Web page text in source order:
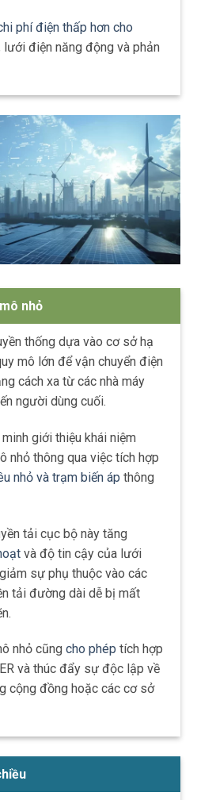
phí điện thấp hơn cho
điện năng động và phản
nhỏ
thống dựa vào cơ sở hạ
mô lớn để vận chuyển điện
cách xa từ các nhà máy
người dùng cuối.
giới thiệu khái niệm
nhỏ thông qua việc tích hợp
nhỏ và trạm biến áp thông
tải cục bộ này tăng
và độ tin cậy của lưới
sự phụ thuộc vào các
tải đường dài dễ bị mất
nhỏ cũng cho phép tích hợp
và thúc đẩy sự độc lập về
cộng đồng hoặc các cơ sở